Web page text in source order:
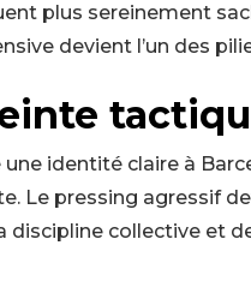
plus sereinement
devient l’un des
une identité claire à
Le pressing agressif
discipline collective et